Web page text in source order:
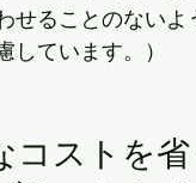
せることのないよ
しています。）
ストを省